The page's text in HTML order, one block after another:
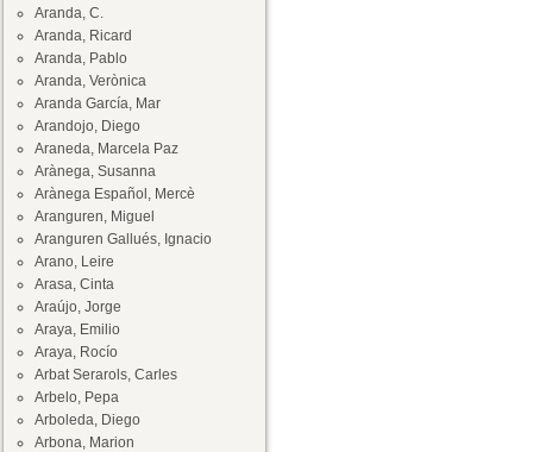
Aranda, C.
Aranda, Ricard
Aranda, Pablo
Aranda, Verònica
Aranda García, Mar
Arandojo, Diego
Araneda, Marcela Paz
Arànega, Susanna
Arànega Español, Mercè
Aranguren, Miguel
Aranguren Gallués, Ignacio
Arano, Leire
Arasa, Cinta
Araújo, Jorge
Araya, Emilio
Araya, Rocío
Arbat Serarols, Carles
Arbelo, Pepa
Arboleda, Diego
Arbona, Marion